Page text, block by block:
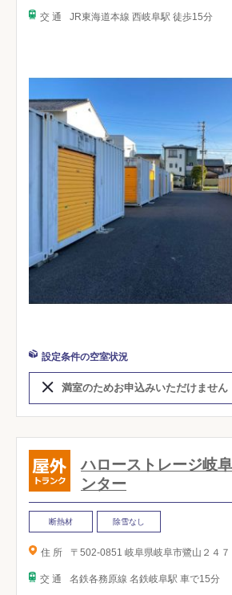
交 通 JR東海道本線 西岐阜駅 徒歩15分
設定条件の空室状況
満室のためお申込みいただけません
ハローストレージ岐
ンター
断熱材 除雪なし
住 所 〒502-0851 岐阜県岐阜市鷺山２４７
交 通 名鉄各務原線 名鉄岐阜駅 車で15分